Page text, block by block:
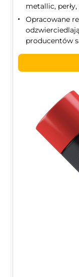
metallic,
Opracowane
producentów